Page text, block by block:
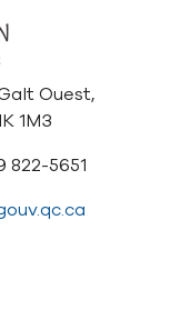
Ouest,
1M3
822-5651